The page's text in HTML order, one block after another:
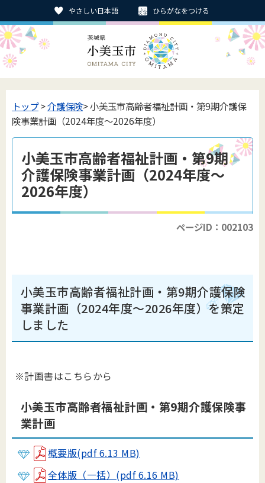
やさしい日本語 ひらがなをつける
トップ>介護保険> 小美玉市高齢者福祉計画・第9期介護保
険事業計画（2024年度～2026年度）
小美玉市高齢者福祉計画・第9期
介護保険事業計画（2024年度～
2026年度）
ページID：002103
小美玉市高齢者福祉計画・第9期介護保険
事業計画（2024年度～2026年度）を策定
しました
※計画書はこちらから
小美玉市高齢者福祉計画・第9期介護保険事
業計画
概要版(pdf 6.13 MB)
全体版（一括）(pdf 6.16 MB)